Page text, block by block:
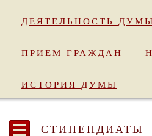
ДЕЯТЕЛЬНОСТЬ ДУМЫ
ПРИЕМ ГРАЖДАН
ИСТОРИЯ ДУМЫ
СТИПЕНДИАТЫ